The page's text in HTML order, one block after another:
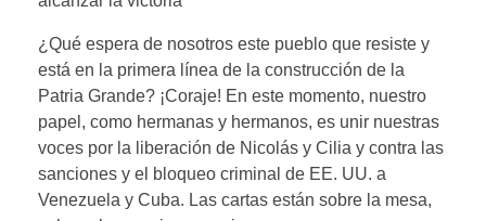
¿Qué espera de nosotros este pueblo que resiste y
está en la primera línea de la construcción de la
Patria Grande? ¡Coraje! En este momento, nuestro
papel, como hermanas y hermanos, es unir nuestras
voces por la liberación de Nicolás y Cilia y contra las
sanciones y el bloqueo criminal de EE. UU. a
Venezuela y Cuba. Las cartas están sobre la mesa,